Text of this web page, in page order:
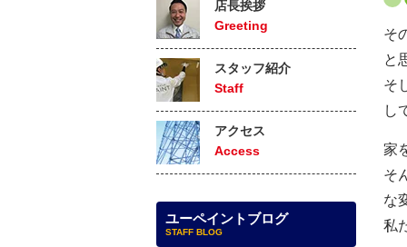
そ
と
そ
し
家
そ
な
私
店長挨拶
Greeting
スタッフ紹介
Staff
アクセス
Access
ユーペイントブログ
STAFF BLOG